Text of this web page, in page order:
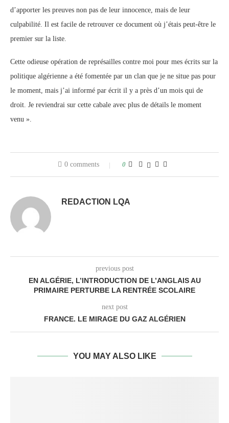
d’apporter les preuves non pas de leur innocence, mais de leur
culpabilité. Il est ‎facile de retrouver ce document où j’étais peut-être le
premier sur la liste.‎
Cette odieuse opération de représailles contre moi pour mes écrits sur la
politique algérienne a été ‎fomentée par un clan que je ne situe pas pour
le moment, mais j’ai informé par écrit il y a près d’un ‎mois qui de
droit. Je reviendrai sur cette cabale avec plus de détails le moment
venu ».‎
0 comments 0
REDACTION LQA
previous post
EN ALGÉRIE, L’INTRODUCTION DE L’ANGLAIS AU
PRIMAIRE PERTURBE LA RENTRÉE SCOLAIRE
next post
FRANCE. LE MIRAGE DU GAZ ALGÉRIEN
YOU MAY ALSO LIKE